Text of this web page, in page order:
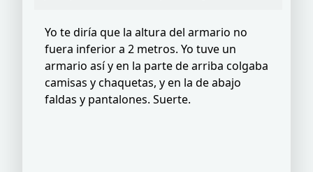
Yo te diría que la altura del armario no
fuera inferior a 2 metros. Yo tuve un
armario así y en la parte de arriba colgaba
camisas y chaquetas, y en la de abajo
faldas y pantalones. Suerte.